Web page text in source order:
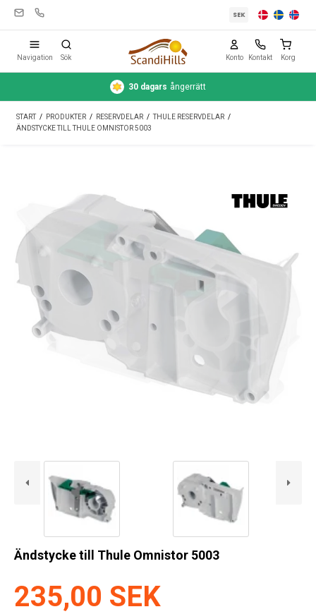
Tält
Reseutrustning
Bil & släp
Vatten
Restförsäljning
SEK
Navigation Sök Konto Kontakt Korg
30 dagars ångerrätt
START / PRODUKTER / RESERVDELAR / THULE RESERVDELAR /
ÄNDSTYCKE TILL THULE OMNISTOR 5003
Ändstycke till Thule Omnistor 5003
235,00 SEK